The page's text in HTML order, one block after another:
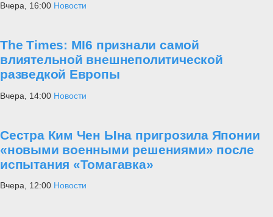
Вчера, 16:00 Новости
The Times: MI6 признали самой
влиятельной внешнеполитической
разведкой Европы
Вчера, 14:00 Новости
Сестра Ким Чен Ына пригрозила Японии
«новыми военными решениями» после
испытания «Томагавка»
Вчера, 12:00 Новости